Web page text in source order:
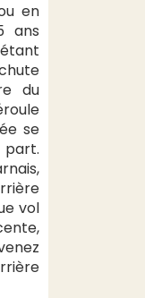
en
ans
du
se
vol